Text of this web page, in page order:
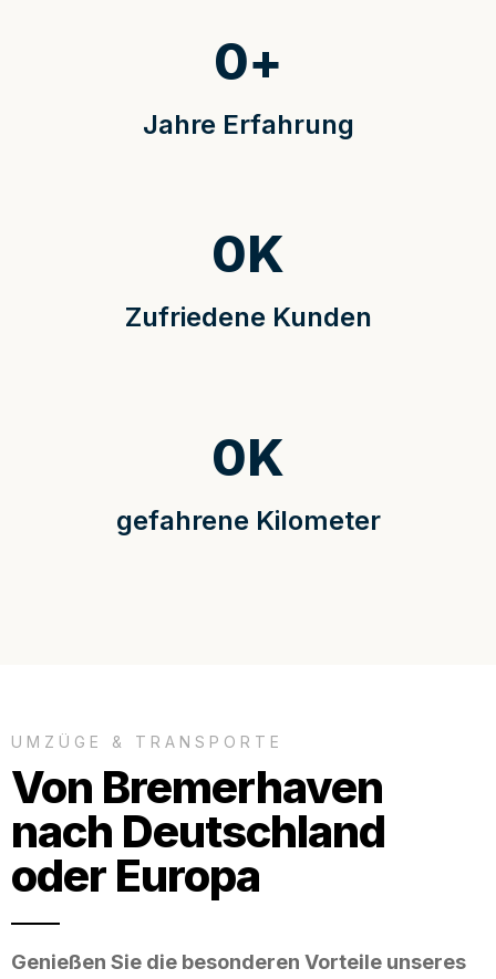
Jahre Erfahrung
0+
Zufriedene Kunden
0K
gefahrene Kilometer
0K
UMZÜGE & TRANSPORTE
Von Bremerhaven
nach Deutschland
oder Europa
Genießen Sie die besonderen Vorteile unseres